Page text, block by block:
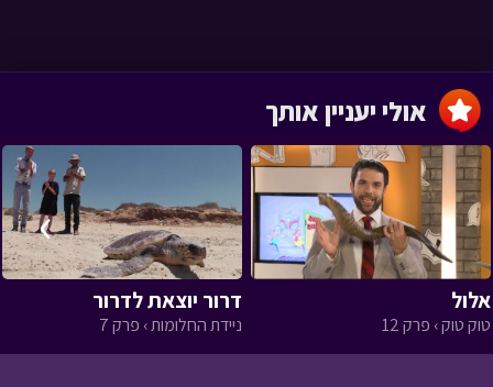
אלול
טוק טוק › פרק 12
דרור יוצאת לדרור
ניידת החלומות › פרק 7
‹
›